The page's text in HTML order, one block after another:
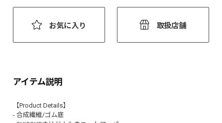
お気に入り 取扱店舗
アイテム説明
【Product Details】
- 合成繊維/ゴム底